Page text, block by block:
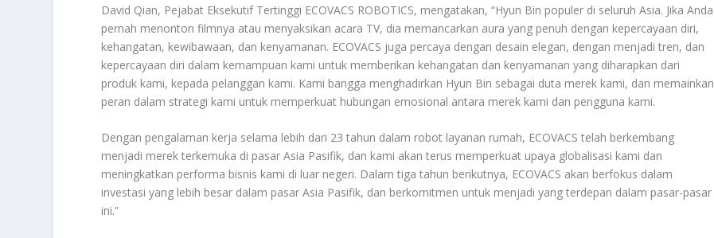
David Qian, Pejabat Eksekutif Tertinggi ECOVACS ROBOTICS, mengatakan, “Hyun Bin populer di seluruh Asia. Jika Anda
pernah menonton filmnya atau menyaksikan acara TV, dia memancarkan aura yang penuh dengan kepercayaan diri,
kehangatan, kewibawaan, dan kenyamanan. ECOVACS juga percaya dengan desain elegan, dengan menjadi tren, dan
kepercayaan diri dalam kemampuan kami untuk memberikan kehangatan dan kenyamanan yang diharapkan dari
produk kami, kepada pelanggan kami. Kami bangga menghadirkan Hyun Bin sebagai duta merek kami, dan memainkan
peran dalam strategi kami untuk memperkuat hubungan emosional antara merek kami dan pengguna kami.
Dengan pengalaman kerja selama lebih dari 23 tahun dalam robot layanan rumah, ECOVACS telah berkembang
menjadi merek terkemuka di pasar Asia Pasifik, dan kami akan terus memperkuat upaya globalisasi kami dan
meningkatkan performa bisnis kami di luar negeri. Dalam tiga tahun berikutnya, ECOVACS akan berfokus dalam
investasi yang lebih besar dalam pasar Asia Pasifik, dan berkomitmen untuk menjadi yang terdepan dalam pasar-pasar
ini.”